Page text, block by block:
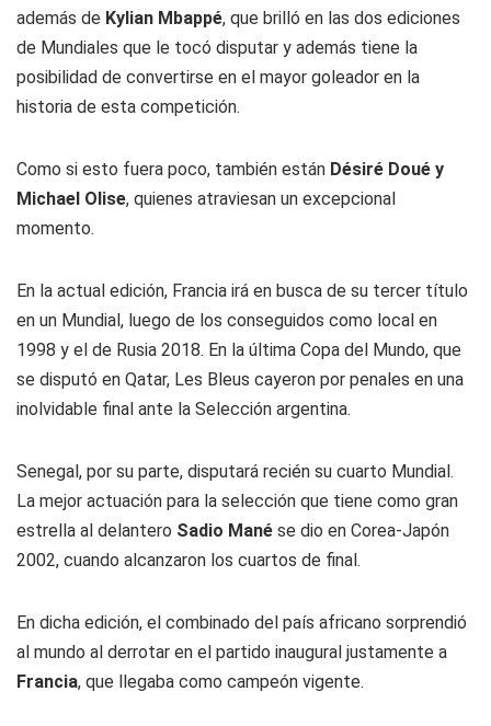
además de Kylian Mbappé, que brilló en las dos ediciones
de Mundiales que le tocó disputar y además tiene la
posibilidad de convertirse en el mayor goleador en la
historia de esta competición.
Como si esto fuera poco, también están Désiré Doué y
Michael Olise, quienes atraviesan un excepcional
momento.
En la actual edición, Francia irá en busca de su tercer título
en un Mundial, luego de los conseguidos como local en
1998 y el de Rusia 2018. En la última Copa del Mundo, que
se disputó en Qatar, Les Bleus cayeron por penales en una
inolvidable final ante la Selección argentina.
Senegal, por su parte, disputará recién su cuarto Mundial.
La mejor actuación para la selección que tiene como gran
estrella al delantero Sadio Mané se dio en Corea-Japón
2002, cuando alcanzaron los cuartos de final.
En dicha edición, el combinado del país africano sorprendió
al mundo al derrotar en el partido inaugural justamente a
Francia, que llegaba como campeón vigente.